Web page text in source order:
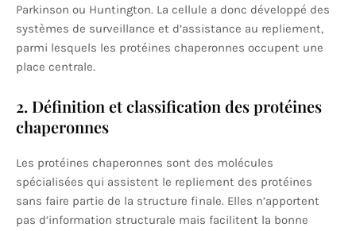
Parkinson ou Huntington. La cellule a donc développé des
systèmes de surveillance et d’assistance au repliement,
parmi lesquels les protéines chaperonnes occupent une
place centrale.
2. Définition et classification des protéines
chaperonnes
Les protéines chaperonnes sont des molécules
spécialisées qui assistent le repliement des protéines
sans faire partie de la structure finale. Elles n’apportent
pas d’information structurale mais facilitent la bonne